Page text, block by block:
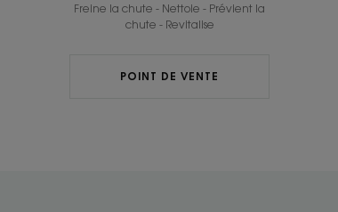
Freine la chute - Nettoie - Prévient la
chute - Revitalise
POINT DE VENTE